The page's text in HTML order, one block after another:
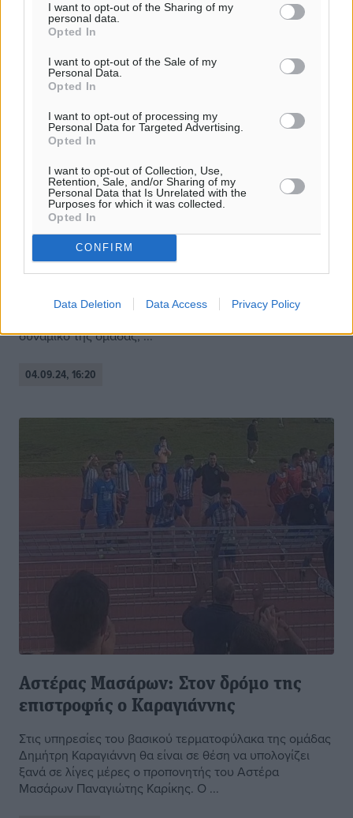
I want to opt-out of the Sharing of my
personal data.
Opted In
I want to opt-out of the Sale of my
Personal Data.
Opted In
I want to opt-out of processing my
Personal Data for Targeted Advertising.
Opted In
I want to opt-out of Collection, Use,
Retention, Sale, and/or Sharing of my
Personal Data that Is Unrelated with the
Purposes for which it was collected.
Opted In
CONFIRM
Data Deletion Data Access Privacy Policy
Κλεάνθης: Ανανέωσε με Φωτιάδη,
ικανοποίηση για την εικόνα
στους χιαστούς ο Κώστας Φωτιάδης δεν στάθηκε
δυναμικό της ομάδας, ...
04.09.24, 16:20
Αστέρας Μασάρων: Στον δρόμο της
επιστροφής ο Καραγιάννης
Στις υπηρεσίες του βασικού τερματοφύλακα της ομάδας
Δημήτρη Καραγιάννη θα είναι σε θέση να υπολογίζει
ξανά σε λίγες μέρες ο προπονητής του Αστέρα
Μασάρων Παναγιώτης Καρίκης. Ο ...